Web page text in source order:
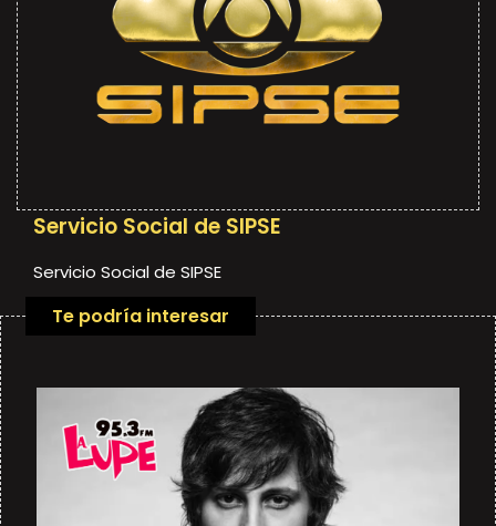
Servicio Social de SIPSE
Servicio Social de SIPSE
Te podría interesar